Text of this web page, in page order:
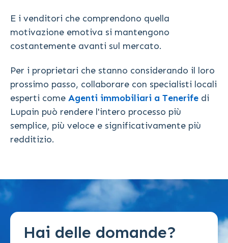
E i venditori che comprendono quella
motivazione emotiva si mantengono
costantemente avanti sul mercato.
Per i proprietari che stanno considerando il loro
prossimo passo, collaborare con specialisti locali
esperti come Agenti immobiliari a Tenerife di
Lupain può rendere l'intero processo più
semplice, più veloce e significativamente più
redditizio.
Hai delle domande?